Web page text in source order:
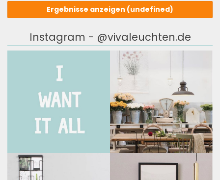
Ergebnisse anzeigen (undefined)
Instagram - @vivaleuchten.de